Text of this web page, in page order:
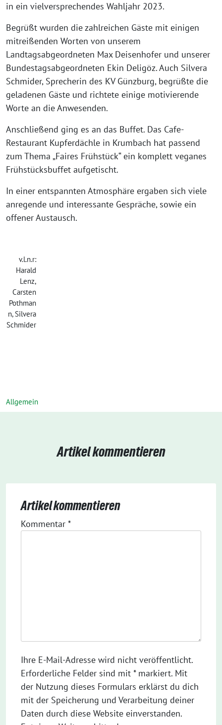
in ein vielversprechendes Wahljahr 2023.
Begrüßt wurden die zahlreichen Gäste mit einigen
mitreißenden Worten von unserem
Landtagsabgeordneten Max Deisenhofer und unserer
Bundestagsabgeordneten Ekin Deligöz. Auch Silvera
Schmider, Sprecherin des KV Günzburg, begrüßte die
geladenen Gäste und richtete einige motivierende
Worte an die Anwesenden.
Anschließend ging es an das Buffet. Das Cafe-
Restaurant Kupferdächle in Krumbach hat passend
zum Thema „Faires Frühstück“ ein komplett veganes
Frühstücksbuffet aufgetischt.
In einer entspannten Atmosphäre ergaben sich viele
anregende und interessante Gespräche, sowie ein
offener Austausch.
v.l.n.r:
Harald
Lenz,
Carsten
Pothman
n, Silvera
Schmider
Allgemein
Artikel kommentieren
Artikel kommentieren
Kommentar *
Ihre E-Mail-Adresse wird nicht veröffentlicht.
Erforderliche Felder sind mit * markiert. Mit
der Nutzung dieses Formulars erklärst du dich
mit der Speicherung und Verarbeitung deiner
Daten durch diese Website einverstanden.